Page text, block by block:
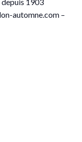
1903
automne.com –